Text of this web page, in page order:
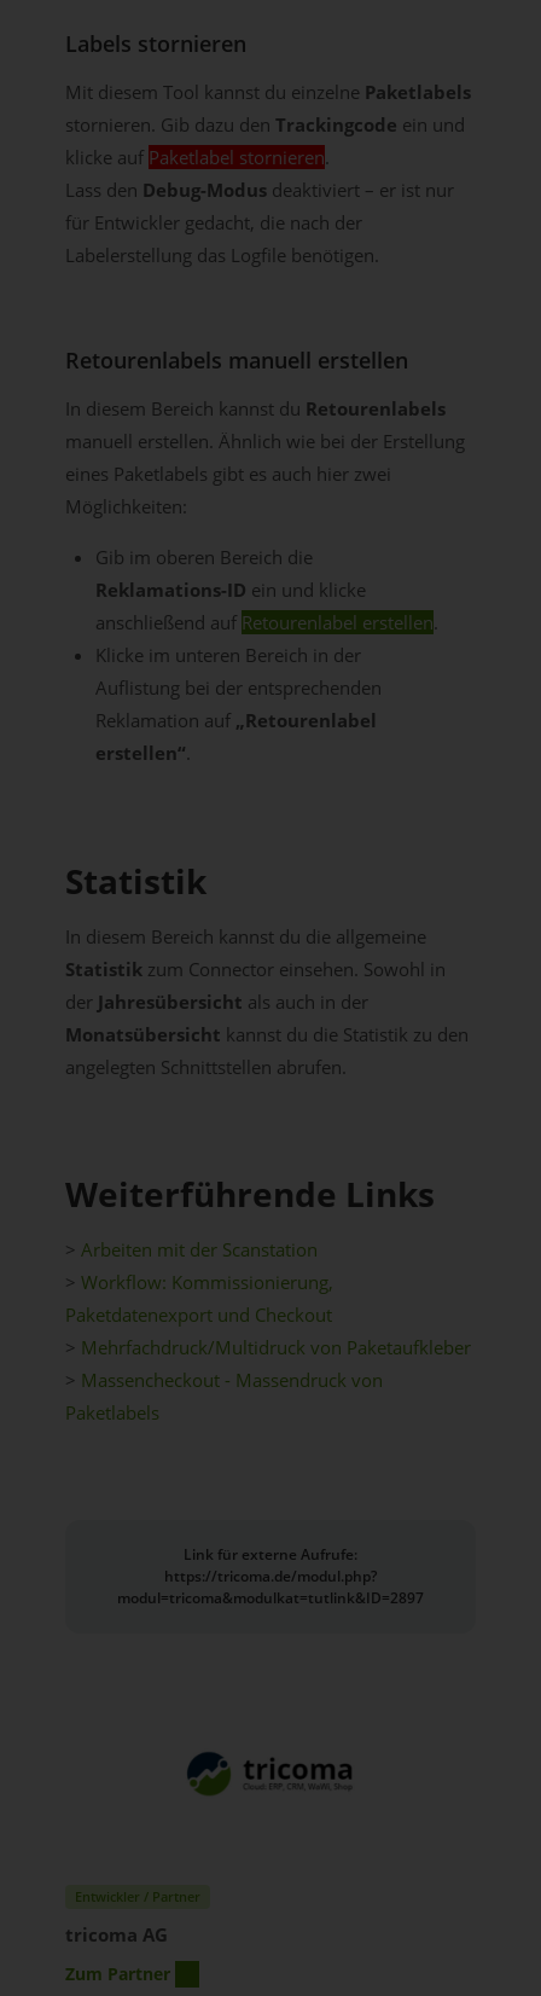
Labels stornieren
Mit diesem Tool kannst du einzelne Paketlabels
stornieren. Gib dazu den Trackingcode ein und
klicke auf Paketlabel stornieren.
Lass den Debug-Modusdeaktiviert – er ist nur
für Entwickler gedacht, die nach der
Labelerstellung das Logfile benötigen.
Retourenlabels manuell erstellen
In diesem Bereich kannst du Retourenlabels
manuell erstellen. Ähnlich wie bei der Erstellung
eines Paketlabels gibt es auch hier zwei
Möglichkeiten:
Gib im oberen Bereich die
Reklamations-ID ein und klicke
anschließend auf Retourenlabel erstellen.
Klicke im unteren Bereich in der
Auflistung bei der entsprechenden
Reklamation auf „Retourenlabel
erstellen“.
Statistik
In diesem Bereich kannst du die allgemeine
Statistikzum Connector einsehen. Sowohl in
der Jahresübersicht als auch in der
Monatsübersicht kannst du die Statistik zu den
angelegten Schnittstellen abrufen.
Weiterführende Links
> Arbeiten mit der Scanstation
> Workflow: Kommissionierung,
Paketdatenexport und Checkout
> Mehrfachdruck/Multidruck von Paketaufkleber
> Massencheckout - Massendruck von
Paketlabels
Link für externe Aufrufe:
https://tricoma.de/modul.php?
modul=tricoma&modulkat=tutlink&ID=2897
Entwickler / Partner
tricoma AG
Zum Partner